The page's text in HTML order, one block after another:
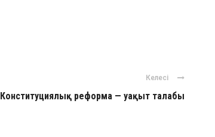
Келесі
Конституциялық реформа — уақыт талабы